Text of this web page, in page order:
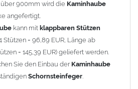
über 900mm wird die Kaminhaube
angefertigt.
kann mit klappbaren Stützen
Stützen = 96,89 EUR, Länge ab
= 145,39 EUR) geliefert werden.
Sie den Einbau der Kaminhaube
Schornsteinfeger.